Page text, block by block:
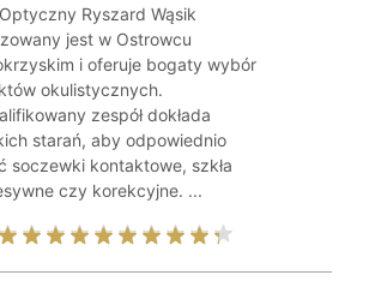
Ryszard Wąsik
jest w Ostrowcu
i oferuje bogaty wybór
okulistycznych.
zespół dokłada
starań, aby odpowiednio
soczewki kontaktowe, szkła
czy korekcyjne. ...